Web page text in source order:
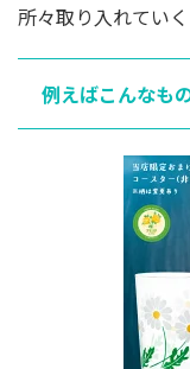
所々取り入れてい
例えばこんなも